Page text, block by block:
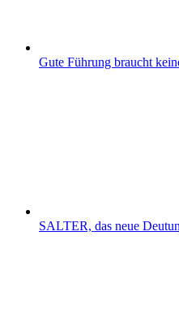
Gute Führung braucht
SALTER, das neue